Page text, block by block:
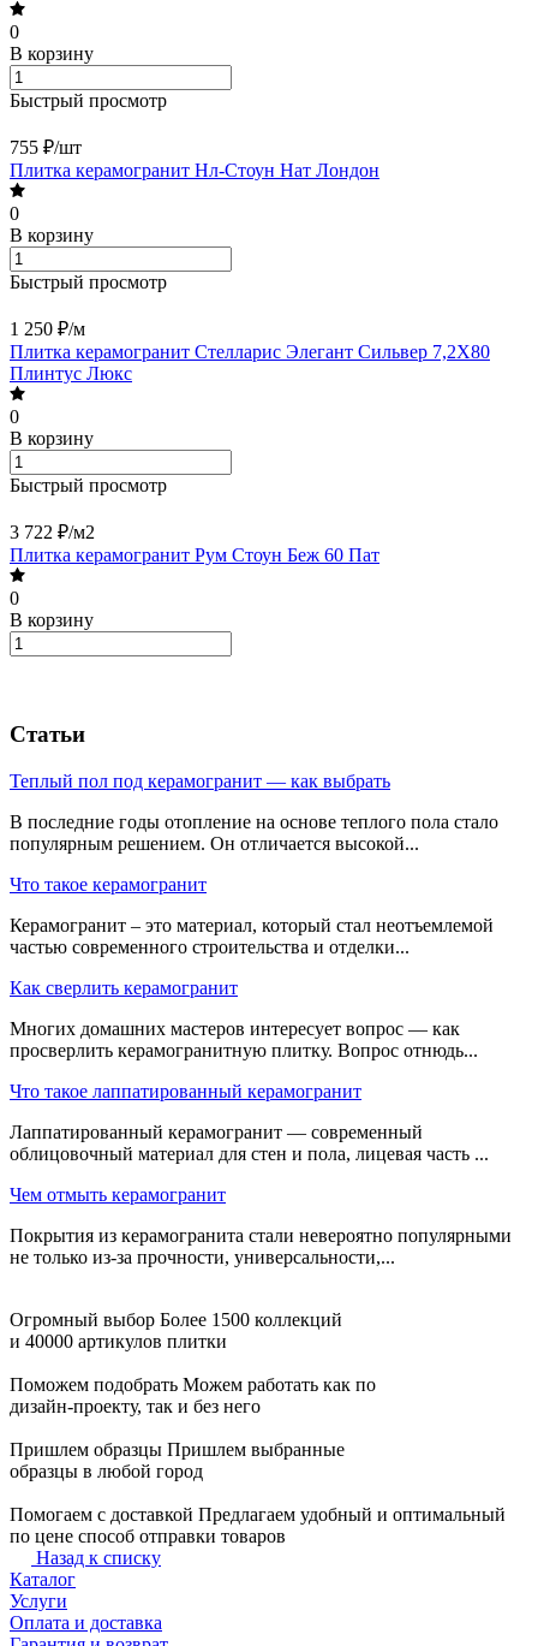
0
В корзину
Быстрый просмотр
755 ₽/шт
Плитка керамогранит Нл-Стоун Нат Лондон
0
В корзину
Быстрый просмотр
1 250 ₽/м
Плитка керамогранит Стелларис Элегант Сильвер 7,2X80
Плинтус Люкс
0
В корзину
Быстрый просмотр
3 722 ₽/м2
Плитка керамогранит Рум Стоун Беж 60 Пат
0
В корзину
Статьи
Теплый пол под керамогранит — как выбрать
В последние годы отопление на основе теплого пола стало
популярным решением. Он отличается высокой...
Что такое керамогранит
Керамогранит – это материал, который стал неотъемлемой
частью современного строительства и отделки...
Как сверлить керамогранит
Многих домашних мастеров интересует вопрос — как
просверлить керамогранитную плитку. Вопрос отнюдь...
Что такое лаппатированный керамогранит
Лаппатированный керамогранит — современный
облицовочный материал для стен и пола, лицевая часть ...
Чем отмыть керамогранит
Покрытия из керамогранита стали невероятно популярными
не только из-за прочности, универсальности,...
Огромный выбор Более 1500 коллекций
и 40000 артикулов плитки
Поможем подобрать Можем работать как по
дизайн-проекту, так и без него
Пришлем образцы Пришлем выбранные
образцы в любой город
Помогаем с доставкой Предлагаем удобный и оптимальный
по цене способ отправки товаров
Назад к списку
Каталог
Услуги
Оплата и доставка